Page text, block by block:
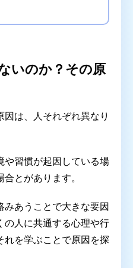
いのか？その原
は、人それぞれ異なり
や習慣が起因している場
とがあります。
みあうことで大きな要因
の人に共通する心理や行
れを学ぶことで原因を探